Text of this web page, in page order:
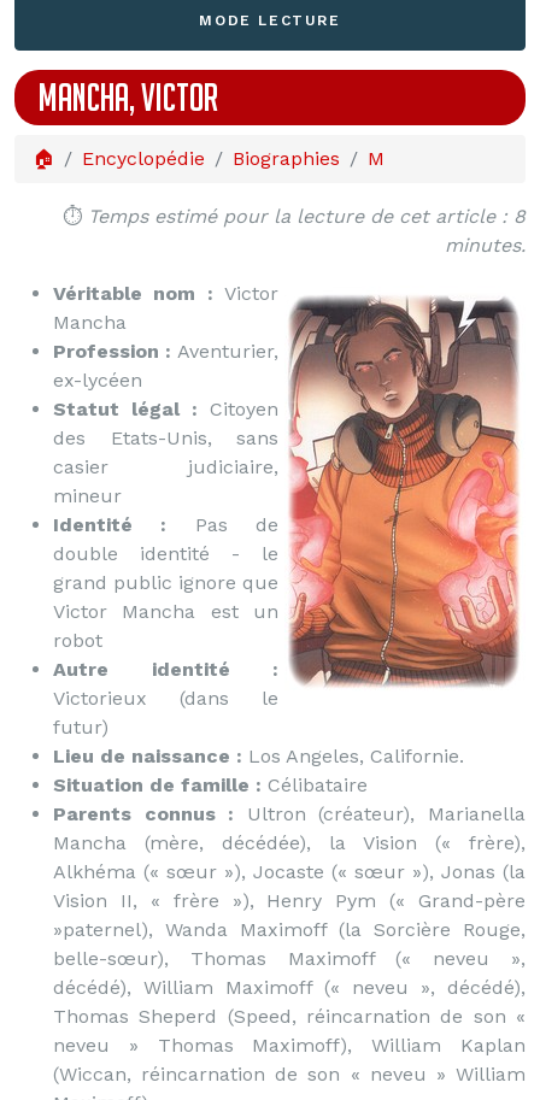
MODE LECTURE
MANCHA, VICTOR
🏠 Encyclopédie Biographies M
⏱️ Temps estimé pour la lecture de cet article : 8
minutes.
Véritable nom : Victor
Mancha
Profession : Aventurier,
ex-lycéen
Statut légal : Citoyen
des Etats-Unis, sans
casier judiciaire,
mineur
Identité : Pas de
double identité - le
grand public ignore que
Victor Mancha est un
robot
Autre identité :
Victorieux (dans le
futur)
Lieu de naissance : Los Angeles, Californie.
Situation de famille : Célibataire
Parents connus : Ultron (créateur), Marianella
Mancha (mère, décédée), la Vision (« frère),
Alkhéma (« sœur »), Jocaste (« sœur »), Jonas (la
Vision II, « frère »), Henry Pym (« Grand-père
»paternel), Wanda Maximoff (la Sorcière Rouge,
belle-sœur), Thomas Maximoff (« neveu »,
décédé), William Maximoff (« neveu », décédé),
Thomas Sheperd (Speed, réincarnation de son «
neveu » Thomas Maximoff), William Kaplan
(Wiccan, réincarnation de son « neveu » William